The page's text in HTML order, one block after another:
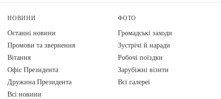
НОВИНИ
Останні новини
Промови та звернення
Вiтання
Офіс Президента
Дружина Президента
Всі новини
ФОТО
Громадські заходи
Зустрічі й наради
Робочі поїздки
Зарубіжні візити
Всі галереї